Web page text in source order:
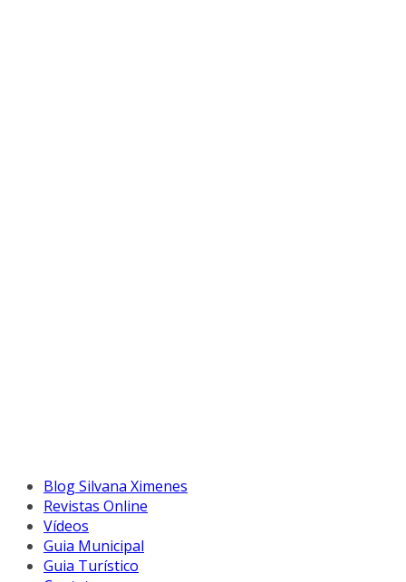
Blog Silvana Ximenes
Revistas Online
Vídeos
Guia Municipal
Guia Turístico